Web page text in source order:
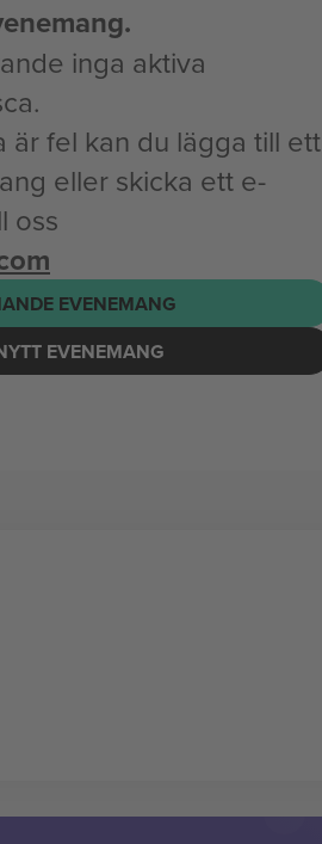
inga aktiva
är fel kan du lägga till ett
eller skicka ett e-
oss
EVENEMANG
EVENEMANG